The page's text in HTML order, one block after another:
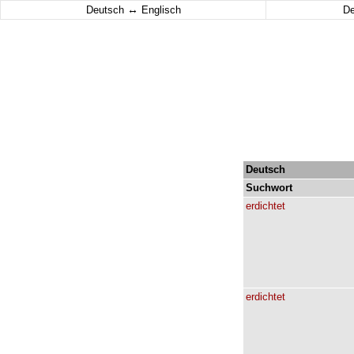
Deutsch ↔ Englisch
Deutsch
Suchwort
erdichtet
erdichtet